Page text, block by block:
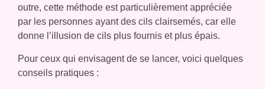
outre, cette méthode est particulièrement appréciée
par les personnes ayant des cils clairsemés, car elle
donne l’illusion de cils plus fournis et plus épais.
Pour ceux qui envisagent de se lancer, voici quelques
conseils pratiques :